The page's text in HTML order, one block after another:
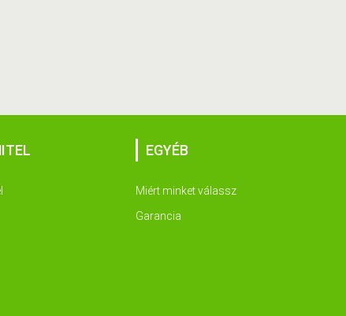
EGYÉB
Miért minket válassz
Garancia